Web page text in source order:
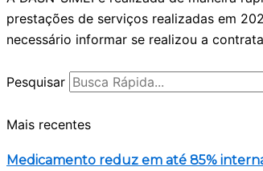
prestações de serviços realizadas em
necessário informar se realizou a
Pesquisar
Mais recentes
Medicamento reduz em até 85%